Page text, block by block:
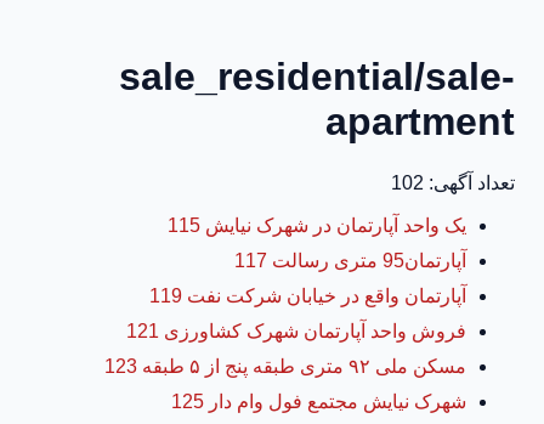
sale_residential/sale-
apartment
تعداد آگهی: 102
یک واحد آپارتمان در شهرک نیایش 115
آپارتمان95 متری رسالت 117
آپارتمان واقع در خیابان شرکت نفت 119
فروش واحد آپارتمان شهرک کشاورزی 121
مسکن ملی ۹۲ متری طبقه پنج از ۵ طبقه 123
شهرک نیایش مجتمع فول وام دار 125